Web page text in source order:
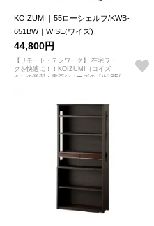
KOIZUMI｜55ローシェルフ/KWB-
651BW｜WISE(ワイズ)
44,800円
【リモート・テレワーク】 在宅ワー
クを快適に！！KOIZUMI（コイズ
ミ）の学習・書斎シリーズの『WISE/